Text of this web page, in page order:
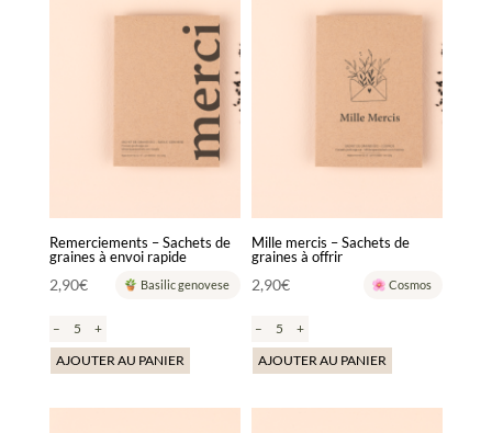
Remerciements – Sachets de
graines à envoi rapide
2,90€ Basilic genovese
–
+
AJOUTER AU PANIER
Mille mercis – Sachets de
graines à offrir
2,90€ Cosmos
–
+
AJOUTER AU PANIER